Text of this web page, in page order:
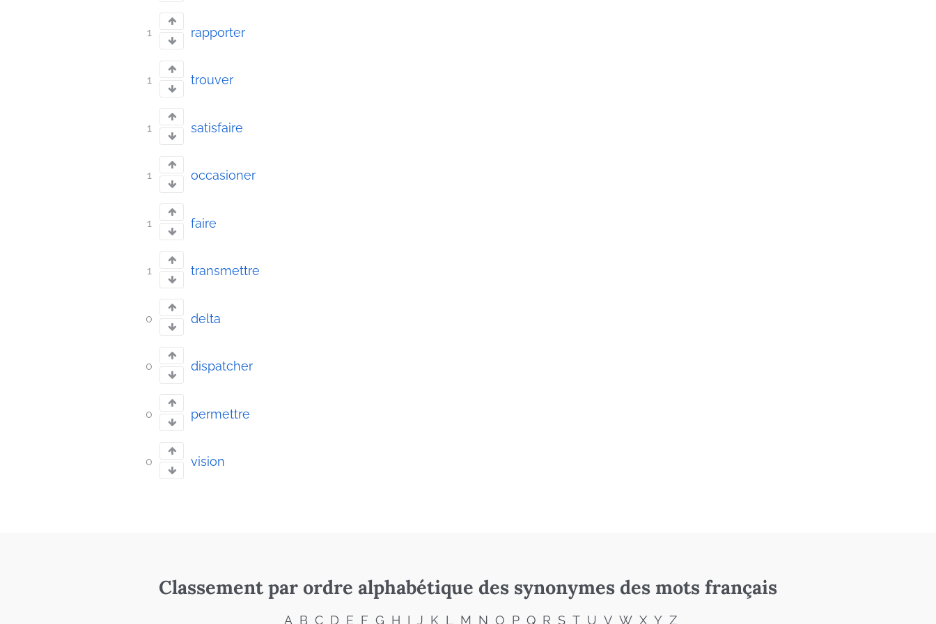
1 rapporter
1 trouver
1 satisfaire
1 occasioner
1 faire
1 transmettre
0 delta
0 dispatcher
0 permettre
0 vision
Classement par ordre alphabétique des synonymes des mots français
A B C D E F G H I J K L M N O P Q R S T U V W X Y Z